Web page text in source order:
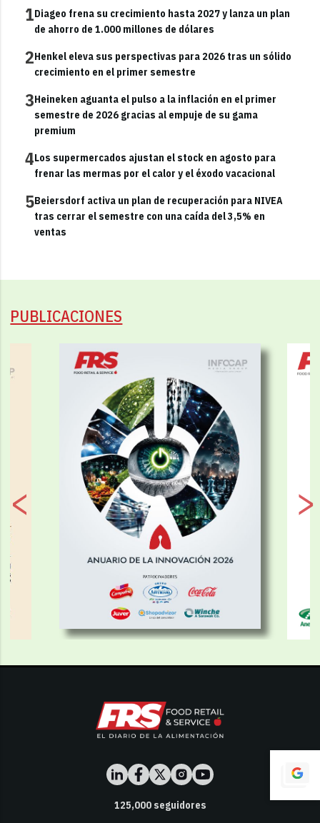
1Diageo frena su crecimiento hasta 2027 y lanza un plan
de ahorro de 1.000 millones de dólares
2Henkel eleva sus perspectivas para 2026 tras un sólido
crecimiento en el primer semestre
3Heineken aguanta el pulso a la inflación en el primer
semestre de 2026 gracias al empuje de su gama
premium
4Los supermercados ajustan el stock en agosto para
frenar las mermas por el calor y el éxodo vacacional
5Beiersdorf activa un plan de recuperación para NIVEA
tras cerrar el semestre con una caída del 3,5% en
ventas
PUBLICACIONES
125,000seguidores